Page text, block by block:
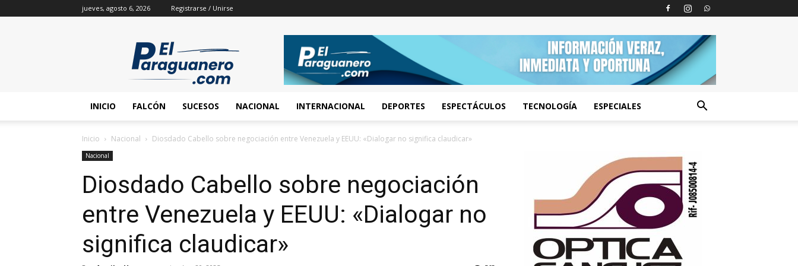
jueves, agosto 6, 2026 Registrarse / Unirse
INICIO FALCÓN SUCESOS NACIONAL INTERNACIONAL DEPORTES ESPECTÁCULOS TECNOLOGÍA ESPECIALES
Inicio Nacional Diosdado Cabello sobre negociación entre Venezuela y EEUU: «Dialogar no significa claudicar»
Nacional
Diosdado Cabello sobre negociación
entre Venezuela y EEUU: «Dialogar no
significa claudicar»